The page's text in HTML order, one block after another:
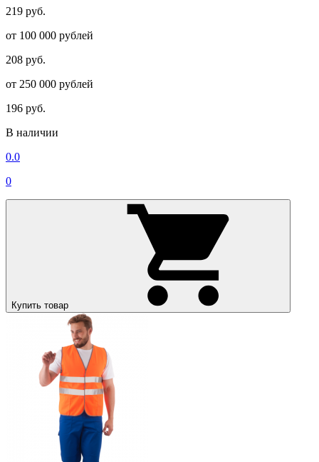
219 руб.
от 100 000 рублей
208 руб.
от 250 000 рублей
196 руб.
В наличии
0.0
0
Купить товар